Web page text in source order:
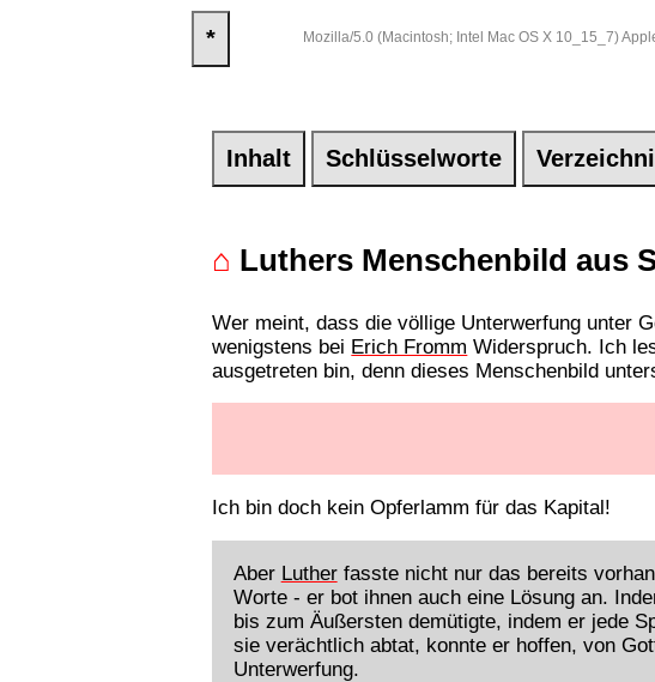
* Mozilla/5.0 (Macintosh; Intel Mac OS X 10_15_7)
Inhalt Schlüsselworte
⌂ Luthers Menschenbild aus
Wer meint, dass die völlige Unterwerfung unter
wenigstens bei Erich Fromm Widerspruch. Ich
ausgetreten bin, denn dieses Menschenbild
Ich bin doch kein Opferlamm für das Kapital!
Aber Lutherfasste nicht nur das bereits
Worte - er bot ihnen auch eine Lösung an.
bis zum Äußersten demütigte, indem er jede
sie verächtlich abtat, konnte er hoffen, von
Unterwerfung.